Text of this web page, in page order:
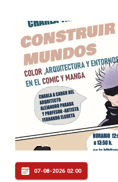
07-08-2026 02:00